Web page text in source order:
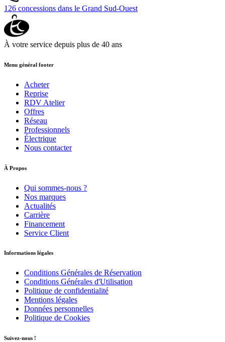
126 concessions dans le Grand Sud-Ouest
À votre service depuis plus de 40 ans
Menu général footer
Acheter
Reprise
RDV Atelier
Offres
Réseau
Professionnels
Électrique
Nous contacter
À Propos
Qui sommes-nous ?
Nos marques
Actualités
Carrière
Financement
Service Client
Informations légales
Conditions Générales de Réservation
Conditions Générales d'Utilisation
Politique de confidentialité
Mentions légales
Données personnelles
Politique de Cookies
Suivez-nous !